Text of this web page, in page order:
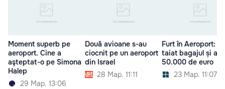
Moment superb pe
aeroport. Cine a
aşteptat-o pe Simona
Halep
29 Мар. 13:06
Două avioane s-au
ciocnit pe un aeroport
din Israel
28 Мар. 11:11
Furt în Aeroport: A
taiat bagajul și a
50.000 de euro
23 Мар. 11:07